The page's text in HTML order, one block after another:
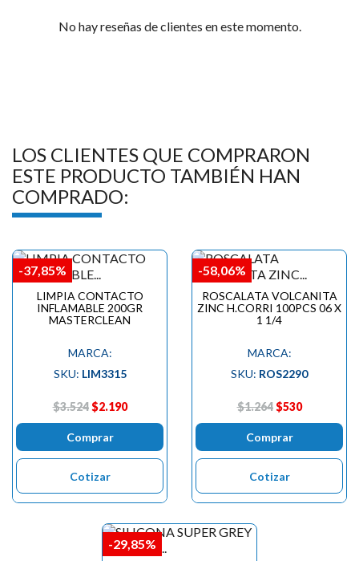
No hay reseñas de clientes en este momento.
LOS CLIENTES QUE COMPRARON
ESTE PRODUCTO TAMBIÉN HAN
COMPRADO:
LIMPIA CONTACTO
INFLAMABLE 200GR
MASTERCLEAN
MARCA:
SKU: LIM3315
$3.524 $2.190
Comprar
Cotizar
-37,85%
ROSCALATA VOLCANITA
ZINC H.CORRI 100PCS 06 X
1 1/4
MARCA:
SKU: ROS2290
$1.264 $530
Comprar
Cotizar
-58,06%
-29,85%